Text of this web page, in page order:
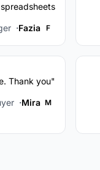
F
Fazia
"They're great and super intuitive. Thank you!"
M
Mira